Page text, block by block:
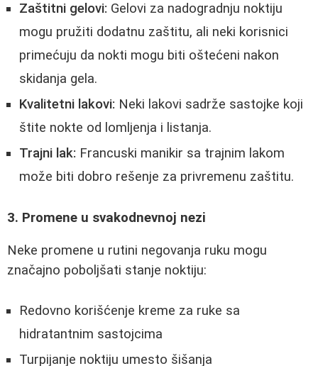
Zaštitni gelovi: Gelovi za nadogradnju noktiju
mogu pružiti dodatnu zaštitu, ali neki korisnici
primećuju da nokti mogu biti oštećeni nakon
skidanja gela.
Kvalitetni lakovi: Neki lakovi sadrže sastojke koji
štite nokte od lomljenja i listanja.
Trajni lak: Francuski manikir sa trajnim lakom
može biti dobro rešenje za privremenu zaštitu.
3. Promene u svakodnevnoj nezi
Neke promene u rutini negovanja ruku mogu
značajno poboljšati stanje noktiju:
Redovno korišćenje kreme za ruke sa
hidratantnim sastojcima
Turpijanje noktiju umesto šišanja